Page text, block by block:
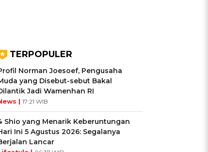
TERPOPULER
Norman Joesoef, Pengusaha
yang Disebut-sebut Bakal
Jadi Wamenhan RI
| 17:21 WIB
Shio yang Menarik Keberuntungan
Ini 5 Agustus 2026: Segalanya
Lancar